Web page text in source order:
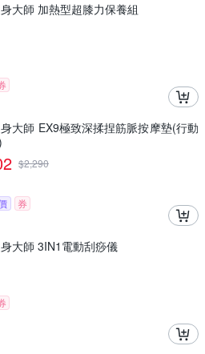
大師 加熱型超膝力保養組
大師 EX9極致深揉捏筋脈按摩墊(行動
$2,290
券
大師 3IN1電動刮痧儀